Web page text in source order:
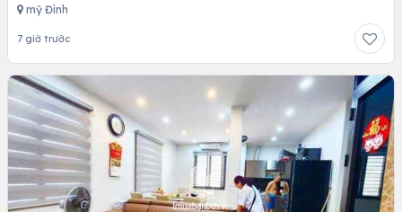
mỹ Đình
7 giờ trước